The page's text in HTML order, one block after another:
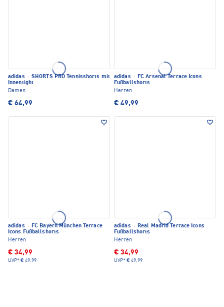
adidas · SHORTS PRO Tennisshorts mit
Innentight
Damen
€ 64,99
adidas · FC Arsenal Terrace Icons
Fußballshorts
Herren
€ 49,99
adidas · FC Bayern München Terrace
Icons Fußballshorts
Herren
€ 34,99
UVP* € 49,99
adidas · Real Madrid Terrace Icons
Fußballshorts
Herren
€ 34,99
UVP* € 49,99